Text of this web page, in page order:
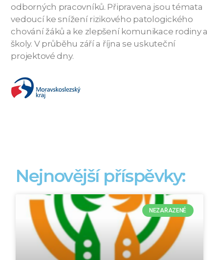
odborných pracovníků. Připravena jsou témata
vedoucí ke snížení rizikového patologického
chování žáků a ke zlepšení komunikace rodiny a
školy. V průběhu září a října se uskuteční
projektové dny.
Nejnovější příspěvky:
NEZAŘAZENÉ